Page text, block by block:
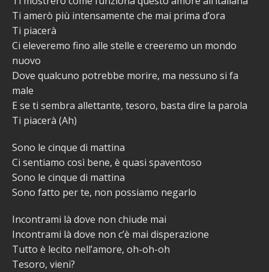
Ti amerò più intensamente che mai prima d’ora
Ti piacerà
Ci eleveremo fino alle stelle e creeremo un mondo
nuovo
Dove qualcuno potrebbe morire, ma nessuno si fa
male
E se ti sembra allettante, tesoro, basta dire la parola
Ti piacerà (Ah)
Sono le cinque di mattina
Ci sentiamo così bene, è quasi spaventoso
Sono le cinque di mattina
Sono fatto per te, non possiamo negarlo
Incontrami là dove non chiude mai
Incontrami là dove non c’è mai disperazione
Tutto è lecito nell’amore, oh-oh-oh
Tesoro, vieni?